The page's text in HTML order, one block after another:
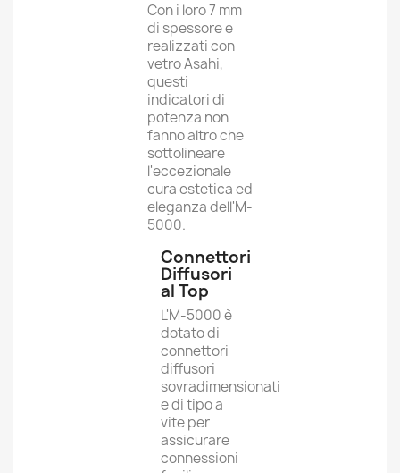
Con i loro 7 mm
di spessore e
realizzati con
vetro Asahi,
questi
indicatori di
potenza non
fanno altro che
sottolineare
l'eccezionale
cura estetica ed
eleganza dell'M-
5000.
Connettori
Diffusori
al Top
L'M-5000 è
dotato di
connettori
diffusori
sovradimensionati
e di tipo a
vite per
assicurare
connessioni